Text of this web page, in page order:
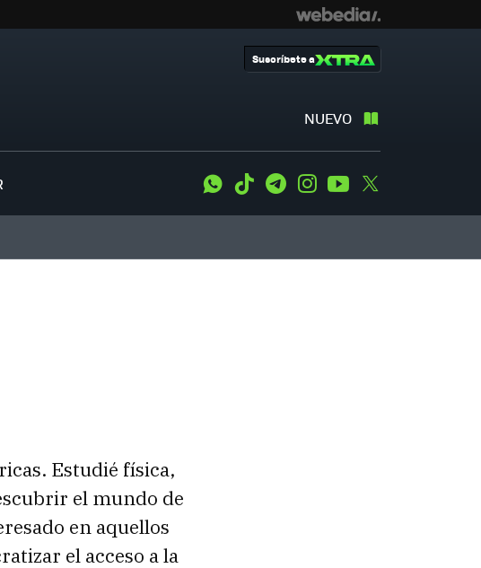
NUEVO
Suscríbete a
WhatsApp
Tiktok TelegramInstagramYoutube
Estudié física,
el mundo de
en aquellos
el acceso a la